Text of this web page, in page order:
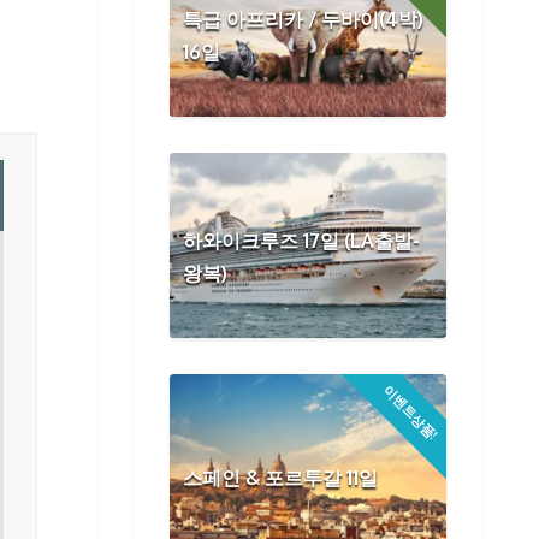
특급 아프리카 / 두바이(4박)
16일
하와이크루즈 17일 (LA출발-
왕복)
이벤트상품!
스페인 & 포르투갈 11일